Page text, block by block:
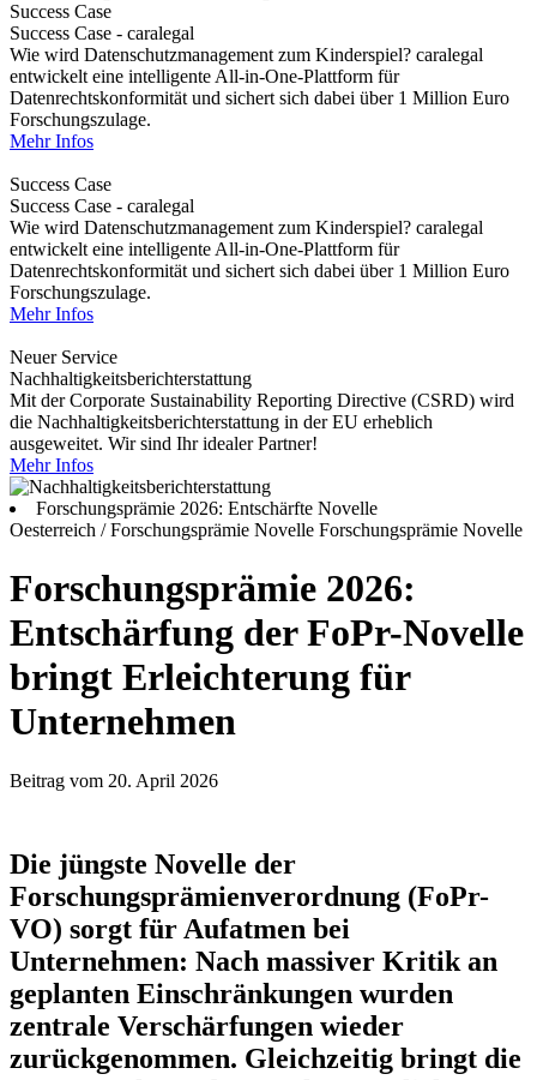
Success Case
Success Case - caralegal
Wie wird Datenschutzmanagement zum Kinderspiel? caralegal
entwickelt eine intelligente All-in-One-Plattform für
Datenrechtskonformität und sichert sich dabei über 1 Million Euro
Forschungszulage.
Mehr Infos
Success Case
Success Case - caralegal
Wie wird Datenschutzmanagement zum Kinderspiel? caralegal
entwickelt eine intelligente All-in-One-Plattform für
Datenrechtskonformität und sichert sich dabei über 1 Million Euro
Forschungszulage.
Mehr Infos
Neuer Service
Nachhaltigkeitsberichterstattung
Mit der Corporate Sustainability Reporting Directive (CSRD) wird
die Nachhaltigkeitsberichterstattung in der EU erheblich
ausgeweitet. Wir sind Ihr idealer Partner!
Mehr Infos
Forschungsprämie 2026: Entschärfte Novelle
Oesterreich / Forschungsprämie Novelle Forschungsprämie Novelle
Forschungsprämie 2026:
Entschärfung der FoPr-Novelle
bringt Erleichterung für
Unternehmen
Beitrag vom 20. April 2026
Die jüngste Novelle der
Forschungsprämienverordnung (FoPr-
VO) sorgt für Aufatmen bei
Unternehmen: Nach massiver Kritik an
geplanten Einschränkungen wurden
zentrale Verschärfungen wieder
zurückgenommen. Gleichzeitig bringt die